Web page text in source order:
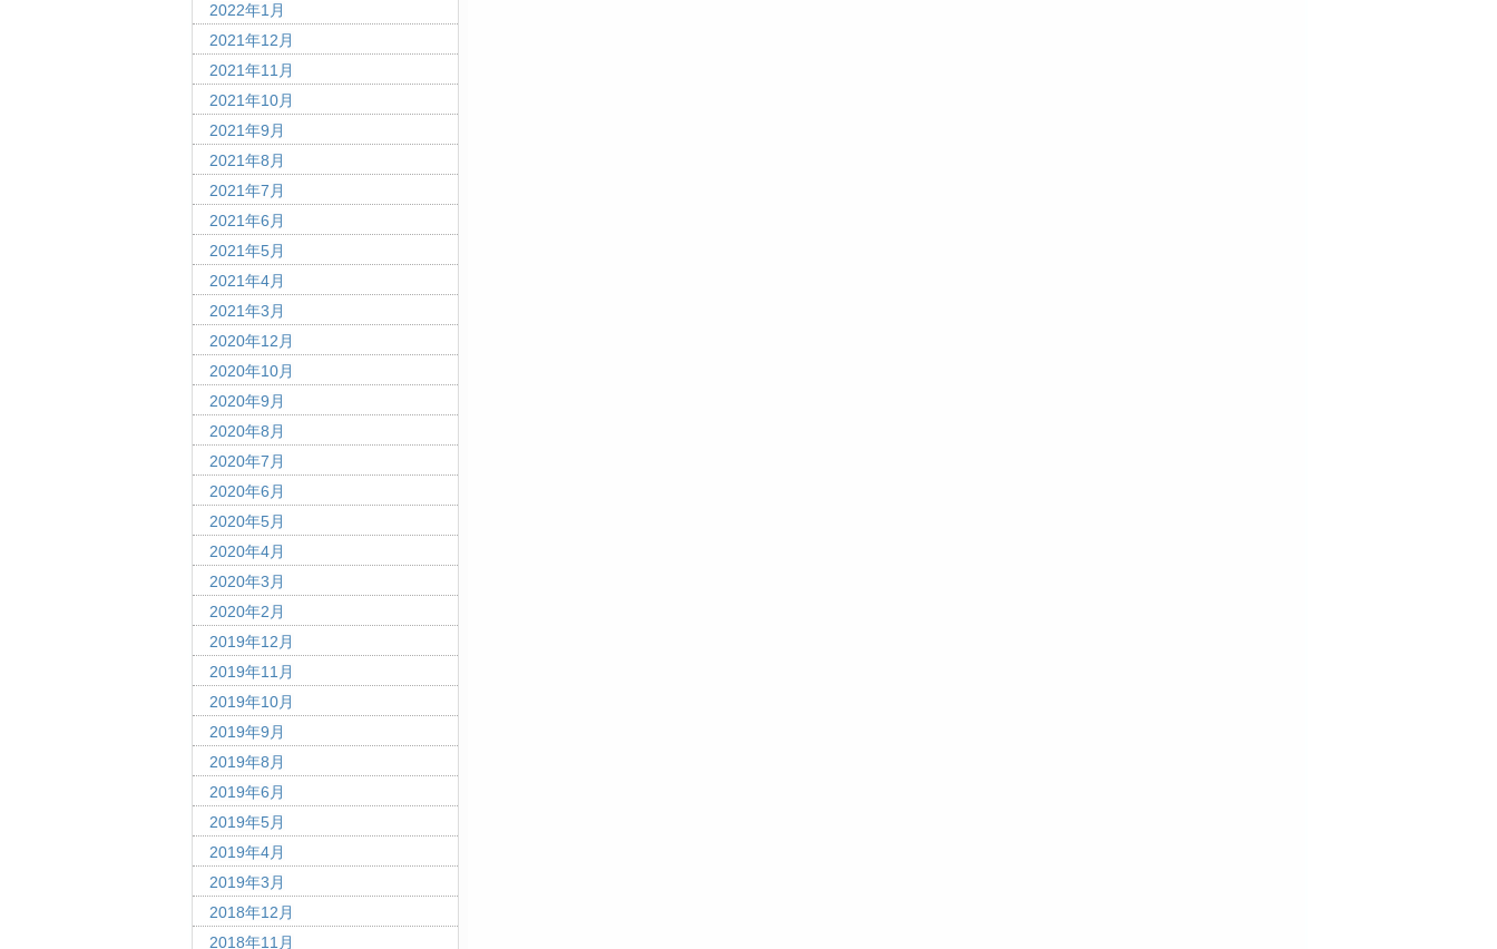
2022年1月
2021年12月
2021年11月
2021年10月
2021年9月
2021年8月
2021年7月
2021年6月
2021年5月
2021年4月
2021年3月
2020年12月
2020年10月
2020年9月
2020年8月
2020年7月
2020年6月
2020年5月
2020年4月
2020年3月
2020年2月
2019年12月
2019年11月
2019年10月
2019年9月
2019年8月
2019年6月
2019年5月
2019年4月
2019年3月
2018年12月
2018年11月